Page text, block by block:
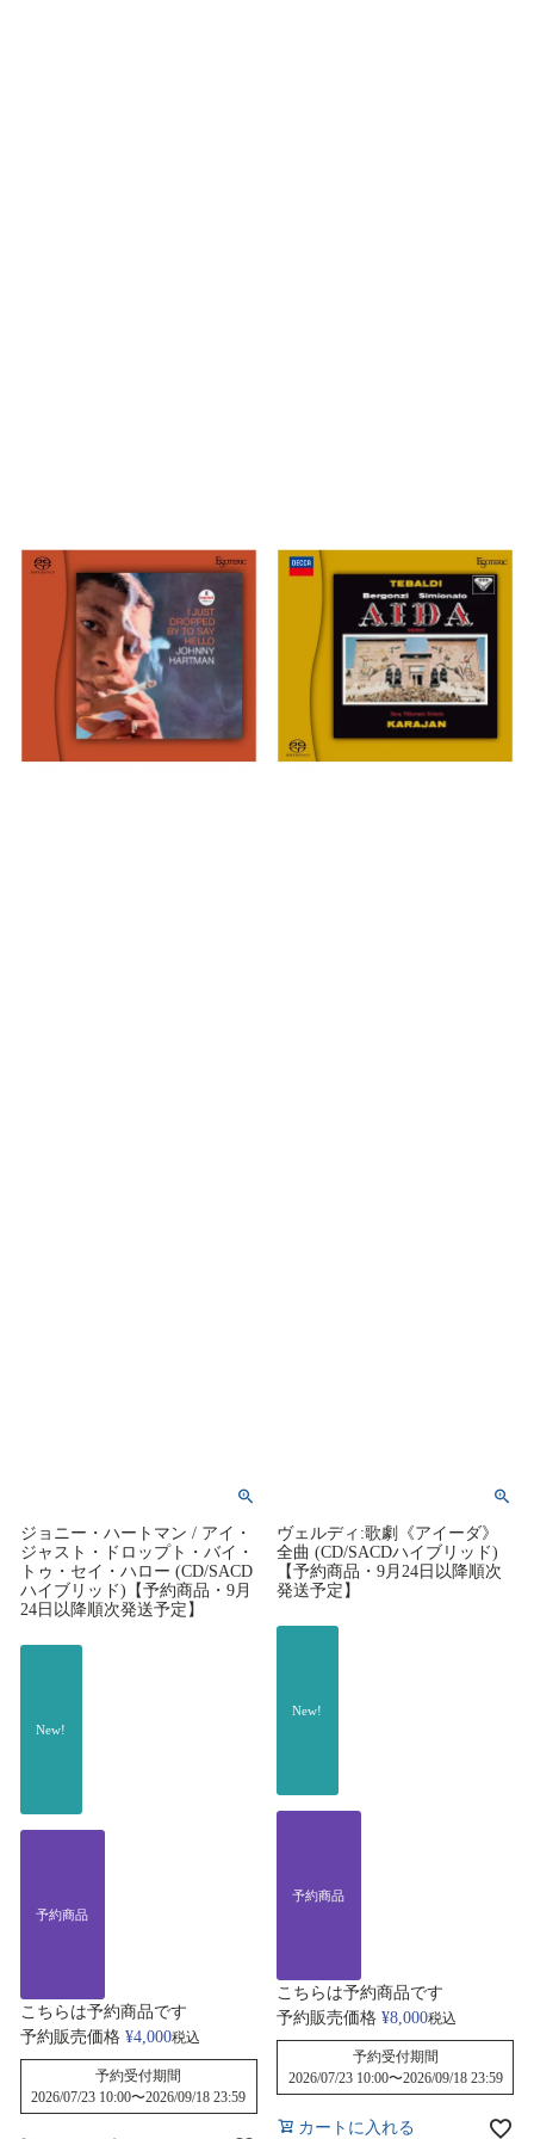
ジョニー・ハートマン / アイ・
ジャスト・ドロップト・バイ・
トゥ・セイ・ハロー (CD/SACD
ハイブリッド)【予約商品・9月
24日以降順次発送予定】
New!
予約商品
こちらは予約商品です
予約販売価格 ¥4,000税込
予約受付期間
2026/07/23 10:00〜2026/09/18 23:59
ヴェルディ:歌劇《アイーダ》
全曲 (CD/SACDハイブリッド)
【予約商品・9月24日以降順次
発送予定】
New!
予約商品
こちらは予約商品です
予約販売価格 ¥8,000税込
予約受付期間
2026/07/23 10:00〜2026/09/18 23:59
カートに入れる